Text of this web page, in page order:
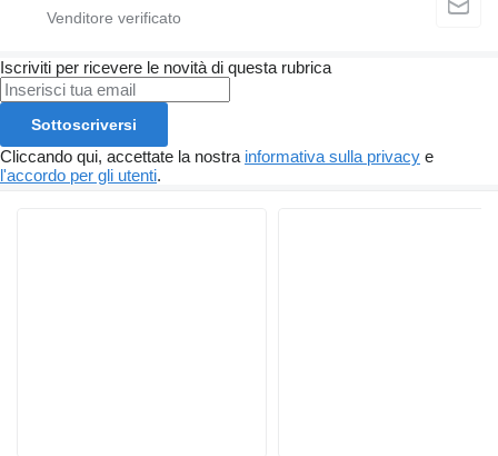
Iscriviti per ricevere le novità di questa rubrica
Sottoscriversi
Cliccando qui, accettate la nostra informativa sulla privacy e
l'accordo per gli utenti.